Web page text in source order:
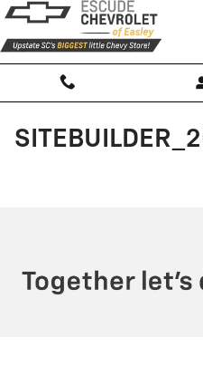
Saltar al contenido principal